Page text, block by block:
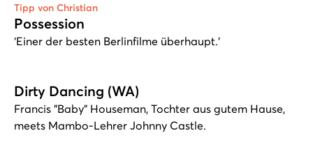
Tipp von Christian
Possession
‘Einer der besten Berlinfilme überhaupt.’
Dirty Dancing (WA)
Francis "Baby" Houseman, Tochter aus gutem Hause,
meets Mambo-Lehrer Johnny Castle.